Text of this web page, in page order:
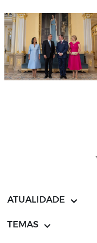
ATUALIDADE
TEMAS